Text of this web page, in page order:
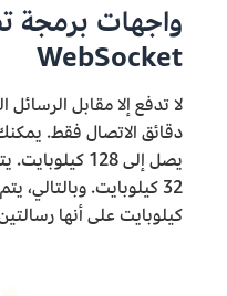
واجهات برمجة
WebSocket
لا تدفع إلا مقابل
دقائق الاتصال فقط.
يصل إلى 128
كيلوبايت على أنها